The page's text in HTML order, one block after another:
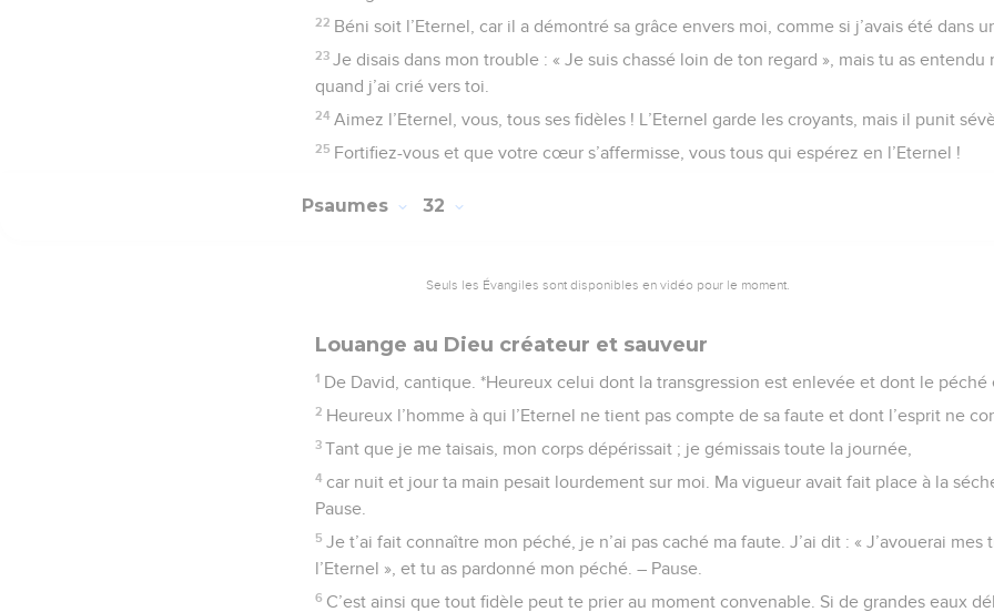
22 Béni soit l’Eternel, car il a démontré sa grâce envers moi, comme si j’avais été dans
23 Je disais dans mon trouble : « Je suis chassé loin de ton regard », mais tu as entendu
quand j’ai crié vers toi.
24 Aimez l’Eternel, vous, tous ses fidèles ! L’Eternel garde les croyants, mais il punit
25 Fortifiez-vous et que votre cœur s’affermisse, vous tous qui espérez en l’Eternel !
Psaumes 32
Seuls les Évangiles sont disponibles en vidéo pour le moment.
Louange au Dieu créateur et sauveur
1 De David, cantique. *Heureux celui dont la transgression est enlevée et dont le péché
2 Heureux l’homme à qui l’Eternel ne tient pas compte de sa faute et dont l’esprit ne
3 Tant que je me taisais, mon corps dépérissait ; je gémissais toute la journée,
4 car nuit et jour ta main pesait lourdement sur moi. Ma vigueur avait fait place à la
Pause.
5 Je t’ai fait connaître mon péché, je n’ai pas caché ma faute. J’ai dit : « J’avouerai mes
l’Eternel », et tu as pardonné mon péché. – Pause.
6 C’est ainsi que tout fidèle peut te prier au moment convenable. Si de grandes eaux